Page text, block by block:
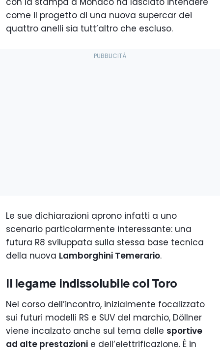
come il progetto di una nuova supercar dei
quattro anelli sia tutt’altro che escluso.
Le sue dichiarazioni aprono infatti a uno
scenario particolarmente interessante: una
futura R8 sviluppata sulla stessa base tecnica
della nuova Lamborghini Temerario.
Il legame indissolubile col Toro
Nel corso dell’incontro, inizialmente focalizzato
sui futuri modelli RS e SUV del marchio, Döllner
viene incalzato anche sul tema delle sportive
ad alte prestazioni e dell’elettrificazione. È in